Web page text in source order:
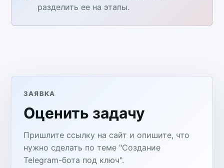
разделить ее на этапы.
ЗАЯВКА
Оценить задачу
Пришлите ссылку на сайт и опишите, что
нужно сделать по теме "Создание
Telegram-бота под ключ".